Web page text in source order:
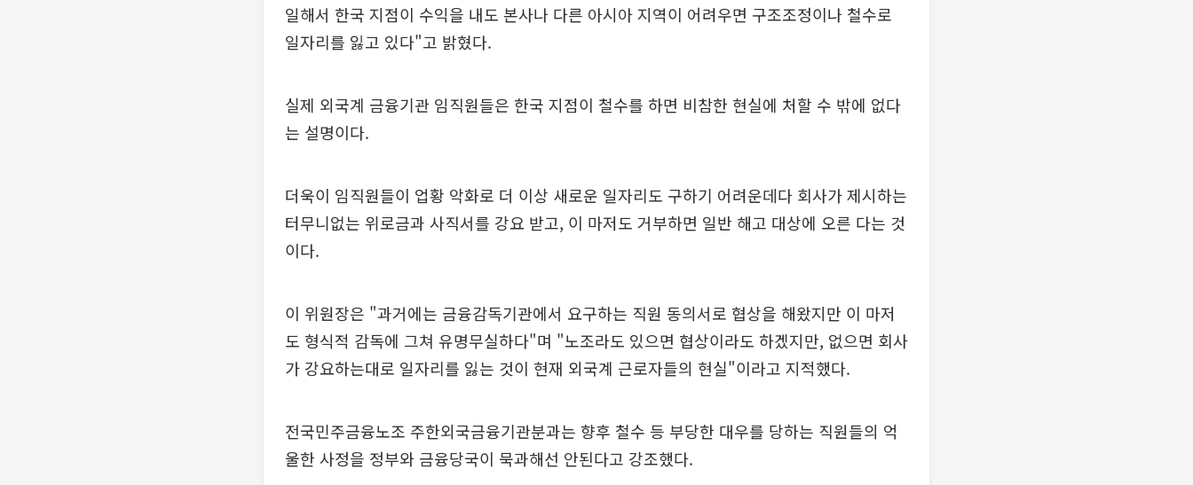
일해서 한국 지점이 수익을 내도 본사나 다른 아시아 지역이 어려우면 구조조정이나 철수로
일자리를 잃고 있다"고 밝혔다.
실제 외국계 금융기관 임직원들은 한국 지점이 철수를 하면 비참한 현실에 처할 수 밖에 없다
는 설명이다.
더욱이 임직원들이 업황 악화로 더 이상 새로운 일자리도 구하기 어려운데다 회사가 제시하는
터무니없는 위로금과 사직서를 강요 받고, 이 마저도 거부하면 일반 해고 대상에 오른 다는 것
이다.
이 위원장은 "과거에는 금융감독기관에서 요구하는 직원 동의서로 협상을 해왔지만 이 마저
도 형식적 감독에 그쳐 유명무실하다"며 "노조라도 있으면 협상이라도 하겠지만, 없으면 회사
가 강요하는대로 일자리를 잃는 것이 현재 외국계 근로자들의 현실"이라고 지적했다.
전국민주금융노조 주한외국금융기관분과는 향후 철수 등 부당한 대우를 당하는 직원들의 억
울한 사정을 정부와 금융당국이 묵과해선 안된다고 강조했다.